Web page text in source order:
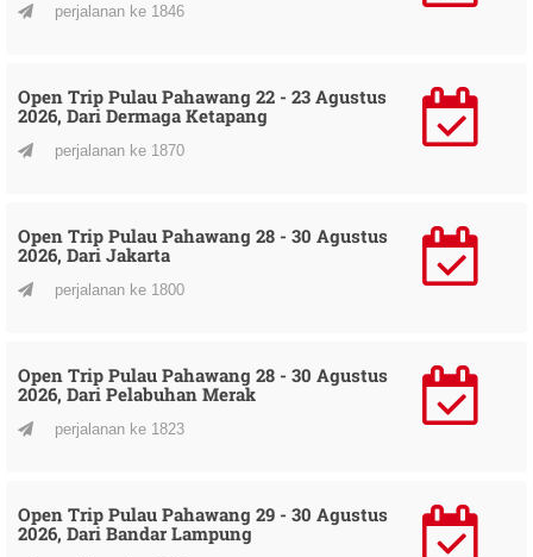
perjalanan ke 1846
Open Trip Pulau Pahawang 22 - 23 Agustus
2026, Dari Dermaga Ketapang
perjalanan ke 1870
Open Trip Pulau Pahawang 28 - 30 Agustus
2026, Dari Jakarta
perjalanan ke 1800
Open Trip Pulau Pahawang 28 - 30 Agustus
2026, Dari Pelabuhan Merak
perjalanan ke 1823
Open Trip Pulau Pahawang 29 - 30 Agustus
2026, Dari Bandar Lampung